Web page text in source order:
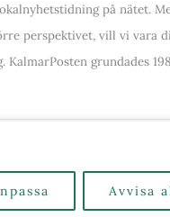
Avvisa
på nätet.
perspektivet, vill vi vara
KalmarPosten grundades
Kategorier &